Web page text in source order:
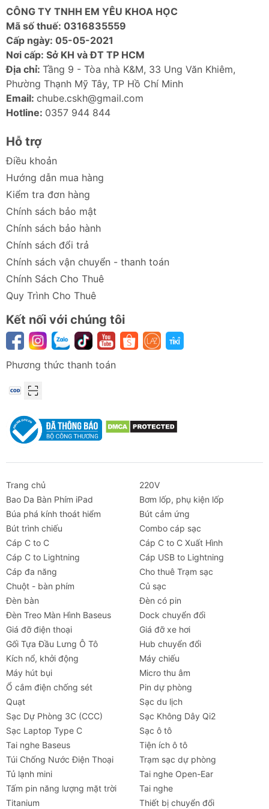
Thiết Kế Nhỏ Gọn và Cao Cấp:
120Wnày sở hữu thiết kế tinh tế, cực kỳ nhỏ
gọn so với công suất mà nó mang lại, lý tưởng
để mang theo trong các chuyến công tác, du
lịch hoặc sử dụng hàng ngày. Vật liệu cao cấp
đảm bảo độ bền bỉ cho sản phẩm.
Tương Thích Rộng Rãi:
chuẩn sạc nhanh và tương thích với hầu hết
trên thị trường, từ laptop, smartphone, tablet
đến các phụ kiện khác.
Ảnh sản phẩm Củ sạc ANKER 737
GaNPrime 120W A2148
Thông số kỹ thuật Củ sạc ANKER 737
GaNPrime 120W A2148
Tên sản
phẩm
Củ sạc ANKER 737 GaNPrime
120W
Thương
hiệu
Công
nghệ sạc
Anker GaNPrime™, PowerIQ™ 4.0,
ActiveShield™ 2.0
Tổng
công suất
Đầu vào AC 100-240V ~ 1.9A, 50-60Hz
Số cổng
sạc
3 cổng (2 USB-C, 1 USB-A)
Công suất
(1 cổng)
USB-C1/C2: Tối đa 100W | USB-A:
Tối đa 22.5W
Công suất
(2 cổng)
C1+C2: Tổng 120W | C1+A: Tổng
120W | C2+A: Tổng 120W
Công suất
(3 cổng)
Tổng 120W (Phân chia động thông
minh)
Kích
thước
Khoảng 80mm x 43mm x 32mm
CÔNG TY TNHH EM YÊU KHOA HỌC
Mã số thuế: 0316835559
Cấp ngày: 05-05-2021
Nơi cấp: Sở KH và ĐT TP HCM
Địa chỉ: Tầng 9 - Tòa nhà K&M, 33 Ung Văn Khiêm,
Phường Thạnh Mỹ Tây, TP Hồ Chí Minh
Email: chube.cskh@gmail.com
Hotline: 0357 944 844
Hỗ trợ
Điều khoản
Hướng dẫn mua hàng
Kiểm tra đơn hàng
Chính sách bảo mật
Chính sách bảo hành
Chính sách đổi trả
Chính sách vận chuyển - thanh toán
Chính Sách Cho Thuê
Quy Trình Cho Thuê
Kết nối với chúng tôi
Phương thức thanh toán
Trang chủ
220V
Bao Da Bàn Phím iPad
Bơm lốp, phụ kiện lốp
Búa phá kính thoát hiểm
Bút cảm ứng
Bút trình chiếu
Combo cáp sạc
Cáp C to C
Cáp C to C Xuất Hình
Cáp C to Lightning
Cáp USB to Lightning
Cáp đa năng
Cho thuê Trạm sạc
Chuột - bàn phím
Củ sạc
Đèn bàn
Đèn có pin
Đèn Treo Màn Hình Baseus
Dock chuyển đổi
Giá đỡ điện thoại
Giá đỡ xe hơi
Gối Tựa Đầu Lưng Ô Tô
Hub chuyển đổi
Kích nổ, khởi động
Máy chiếu
Máy hút bụi
Micro thu âm
Ổ cắm điện chống sét
Pin dự phòng
Quạt
Sạc du lịch
Sạc Dự Phòng 3C (CCC)
Sạc Không Dây Qi2
Sạc Laptop Type C
Sạc ô tô
Tai nghe Baseus
Tiện ích ô tô
Túi Chống Nước Điện Thoại
Trạm sạc dự phòng
Tủ lạnh mini
Tai nghe Open-Ear
Tấm pin năng lượng mặt trời
Tai nghe
Titanium
Thiết bị chuyển đổi